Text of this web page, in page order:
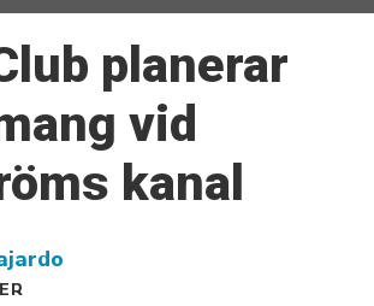
planerar
vid
kanal